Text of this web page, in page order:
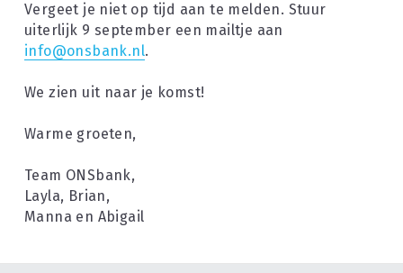
Vergeet je niet op tijd aan te melden. Stuur
info@onsbank.nl.
We zien uit naar je komst!
Warme groeten,
Team ONSbank,
Layla, Brian,
Manna en Abigail